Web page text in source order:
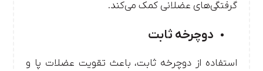
گرفتگی‌های عضلانی کمک می‌کند.
دوچرخه ثابت
استفاده از دوچرخه ثابت، باعث تقویت عضلات پا و